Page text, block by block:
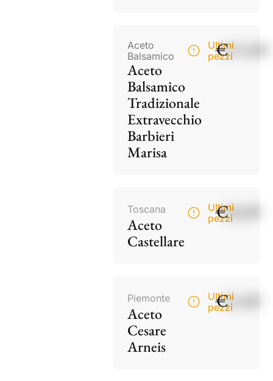
Aceto
Balsamico
Aceto
Balsamico
Tradizionale
Extravecchio
Barbieri
Marisa
Ultimi
pezzi
€115,00
Toscana
Aceto
Castellare
Ultimi
pezzi
€18,00
Piemonte
Aceto
Cesare
Arneis
Ultimi
pezzi
€15,00